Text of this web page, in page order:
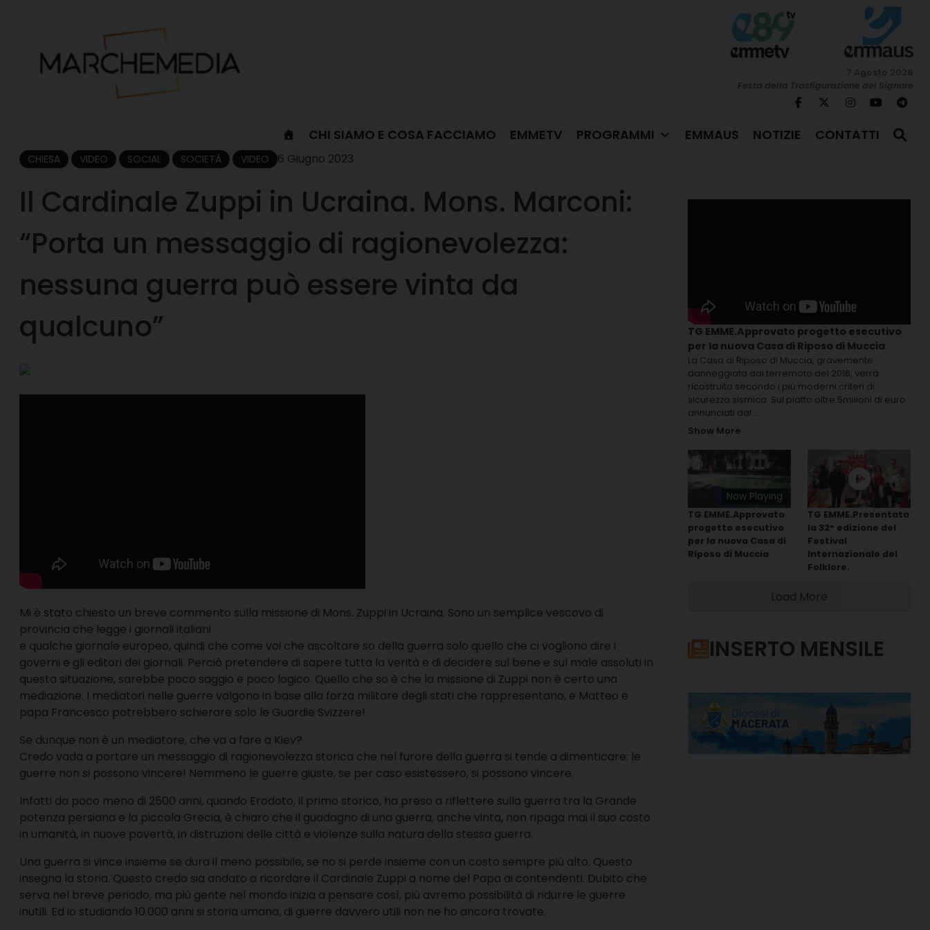
CHI SIAMO E COSA FACCIAMO EMMETV PROGRAMMI EMMAUS NOTIZIE CONTATTI
CHIESA VIDEO SOCIAL SOCIETÀ VIDEO 6 Giugno 2023
Il Cardinale Zuppi in Ucraina. Mons. Marconi:
“Porta un messaggio di ragionevolezza:
nessuna guerra può essere vinta da
qualcuno”
Mi è stato chiesto un breve commento sulla missione di Mons. Zuppi in Ucraina. Sono un semplice vescovo di
provincia che legge i giornali italiani
e qualche giornale europeo, quindi che come voi che ascoltare so della guerra solo quello che ci vogliono dire i
governi e gli editori dei giornali. Perciò pretendere di sapere tutta la verità e di decidere sul bene e sul male assoluti in
questa situazione, sarebbe poco saggio e poco logico. Quello che so è che la missione di Zuppi non è certo una
mediazione. I mediatori nelle guerre valgono in base alla forza militare degli stati che rappresentano, e Matteo e
papa Francesco potrebbero schierare solo le Guardie Svizzere!
Se dunque non è un mediatore, che va a fare a Kiev?
Credo vada a portare un messaggio di ragionevolezza storica che nel furore della guerra si tende a dimenticare: le
guerre non si possono vincere! Nemmeno le guerre giuste, se per caso esistessero, si possono vincere.
Infatti da poco meno di 2500 anni, quando Erodoto, il primo storico, ha preso a riflettere sulla guerra tra la Grande
potenza persiana e la piccola Grecia, è chiaro che il guadagno di una guerra, anche vinta, non ripaga mai il suo costo
in umanità, in nuove povertà, in distruzioni delle città e violenze sulla natura della stessa guerra.
Una guerra si vince insieme se dura il meno possibile, se no si perde insieme con un costo sempre più alto. Questo
insegna la storia. Questo credo sia andato a ricordare il Cardinale Zuppi a nome del Papa ai contendenti. Dubito che
serva nel breve periodo, ma più gente nel mondo inizia a pensare così, più avremo possibilità di ridurre le guerre
inutili. Ed io studiando 10.000 anni si storia umana, di guerre davvero utili non ne ho ancora trovate.
TG EMME.Approvato progetto esecutivo
per la nuova Casa di Riposo di Muccia
La Casa di Riposo di Muccia, gravemente
danneggiata dal terremoto del 2016, verrà
ricostruita secondo i più moderni criteri di
sicurezza sismica. Sul piatto oltre 5milioni di euro
annunciati dal ...
Show More
Now Playing
TG EMME.Approvato
progetto esecutivo
per la nuova Casa di
Riposo di Muccia
TG EMME.Presentata
la 32° edizione del
Festival
Internazionale del
Folklore.
Load More
INSERTO MENSILE